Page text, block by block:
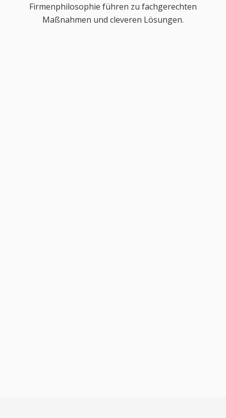
Firmenphilosophie führen zu fachgerechten
Maßnahmen und cleveren Lösungen.